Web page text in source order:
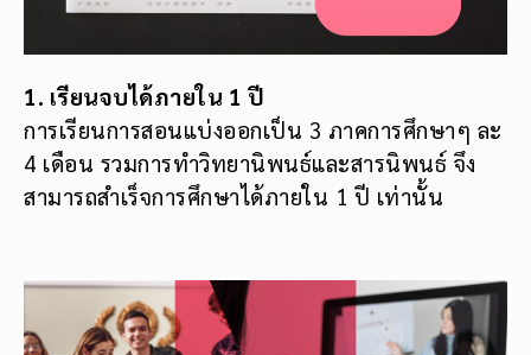
1. เรียนจบได้ภายใน 1 ปี
การเรียนการสอนแบ่งออกเป็น 3 ภาคการศึกษาๆ ละ
4 เดือน รวมการทำวิทยานิพนธ์และสารนิพนธ์ จึง
สามารถสำเร็จการศึกษาได้ภายใน 1 ปี เท่านั้น